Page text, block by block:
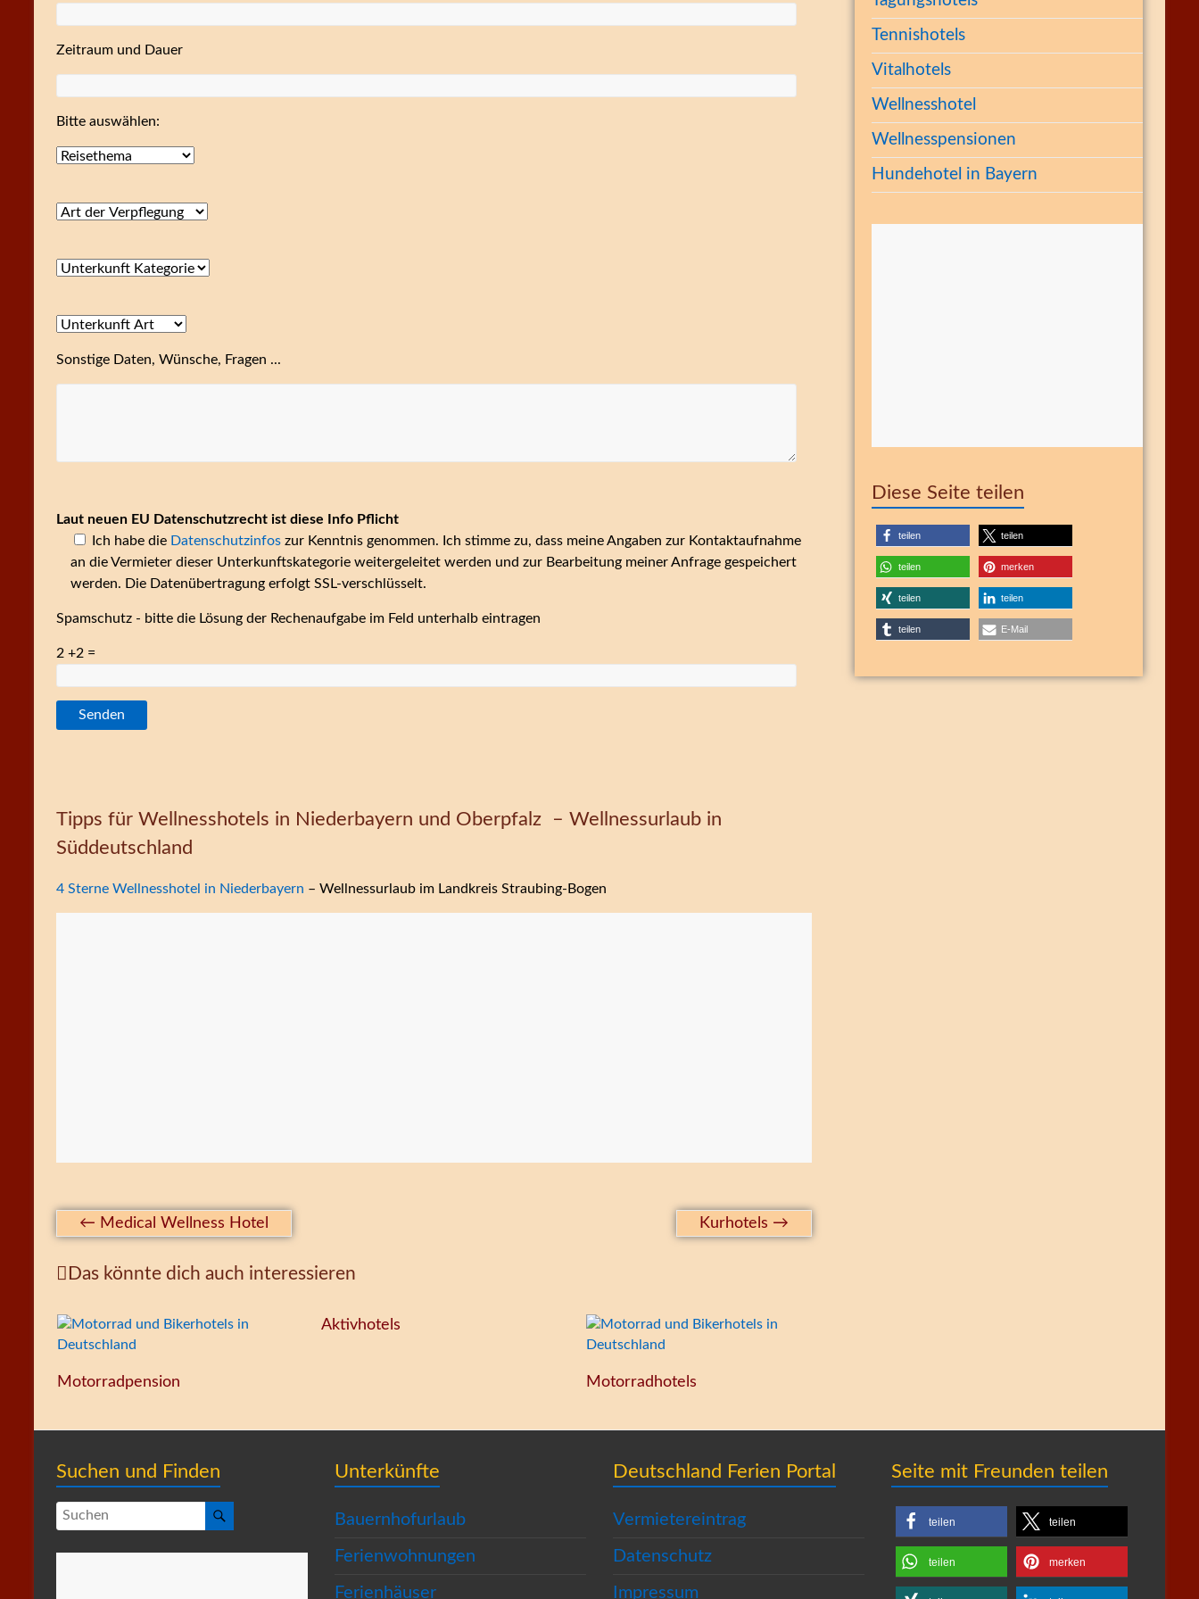
Zeitraum und Dauer
Bitte auswählen:
Sonstige Daten, Wünsche, Fragen ...
Laut neuen EU Datenschutzrecht ist diese Info Pflicht
Ich habe die Datenschutzinfos zur Kenntnis genommen. Ich stimme zu, dass meine Angaben zur Kontaktaufnahme
an die Vermieter dieser Unterkunftskategorie weitergeleitet werden und zur Bearbeitung meiner Anfrage gespeichert
werden. Die Datenübertragung erfolgt SSL-verschlüsselt.
Spamschutz - bitte die Lösung der Rechenaufgabe im Feld unterhalb eintragen
2 +2 =
Tipps für Wellnesshotels in Niederbayern und Oberpfalz – Wellnessurlaub in
Süddeutschland
4 Sterne Wellnesshotel in Niederbayern – Wellnessurlaub im Landkreis Straubing-Bogen
← Medical Wellness Hotel Kurhotels →
Das könnte dich auch interessieren
Motorradpension
Aktivhotels
Motorradhotels
Tennishotels
Vitalhotels
Wellnesshotel
Wellnesspensionen
Hundehotel in Bayern
Diese Seite teilen
teilen teilen
teilen merken
teilen teilen
teilen E-Mail
Suchen und Finden Unterkünfte
Bauernhofurlaub
Ferienwohnungen
Ferienhäuser
Deutschland Ferien Portal
Vermietereintrag
Datenschutz
Impressum
Seite mit Freunden teilen
teilen teilen
teilen merken